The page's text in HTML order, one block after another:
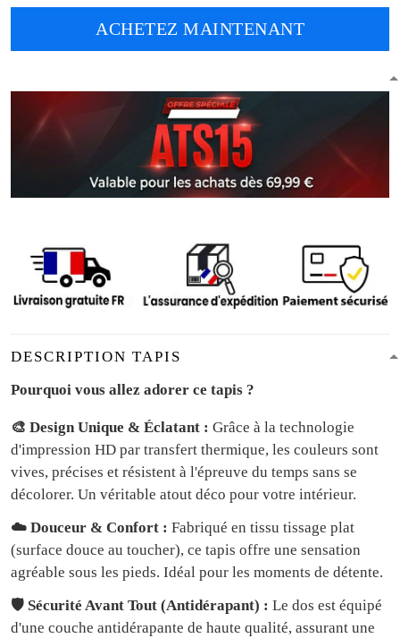
ACHETEZ MAINTENANT
DESCRIPTION TAPIS
Pourquoi vous allez adorer ce tapis ?
🎨 Design Unique & Éclatant : Grâce à la technologie
d'impression HD par transfert thermique, les couleurs sont
vives, précises et résistent à l'épreuve du temps sans se
décolorer. Un véritable atout déco pour votre intérieur.
☁️ Douceur & Confort : Fabriqué en tissu tissage plat
(surface douce au toucher), ce tapis offre une sensation
agréable sous les pieds. Idéal pour les moments de détente.
🛡️ Sécurité Avant Tout (Antidérapant) : Le dos est équipé
d'une couche antidérapante de haute qualité, assurant une